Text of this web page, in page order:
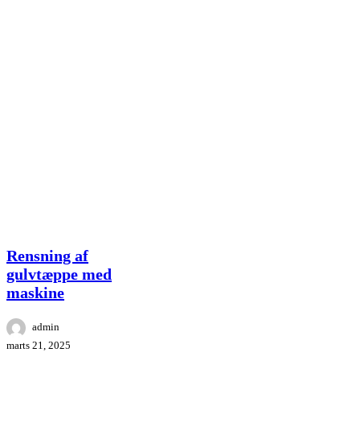
gulvtæppe
med
maskine
Rensning af
gulvtæppe med
maskine
admin
marts 21, 2025